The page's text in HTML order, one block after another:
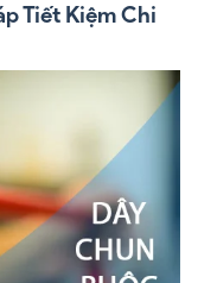
Tiết Kiệm Chi